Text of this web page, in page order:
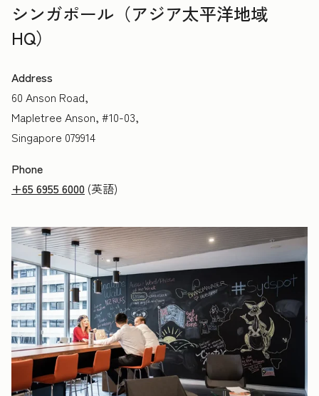
シンガポール（アジア太平洋地域
HQ）
Address
60 Anson Road,
Mapletree Anson, #10-03,
Singapore 079914
Phone
+65 6955 6000 (英語)